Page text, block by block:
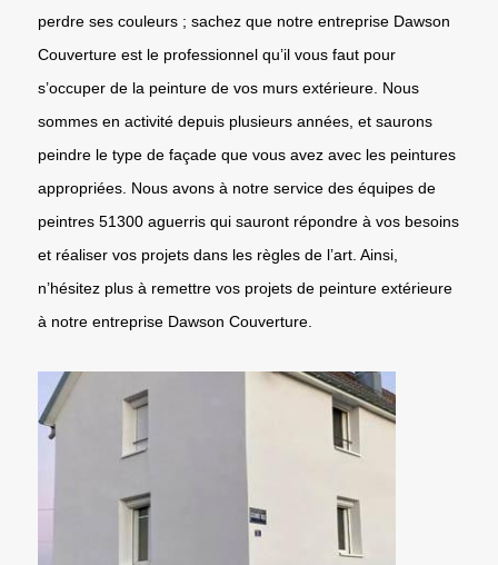
perdre ses couleurs ; sachez que notre entreprise Dawson
Couverture est le professionnel qu’il vous faut pour
s’occuper de la peinture de vos murs extérieure. Nous
sommes en activité depuis plusieurs années, et saurons
peindre le type de façade que vous avez avec les peintures
appropriées. Nous avons à notre service des équipes de
peintres 51300 aguerris qui sauront répondre à vos besoins
et réaliser vos projets dans les règles de l’art. Ainsi,
n’hésitez plus à remettre vos projets de peinture extérieure
à notre entreprise Dawson Couverture.